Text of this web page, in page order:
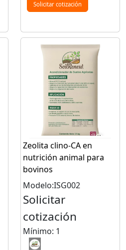
Solicitar cotización
Zeolita clino-CA en
nutrición animal para
bovinos
Modelo:ISG002
Solicitar
cotización
Mínimo: 1